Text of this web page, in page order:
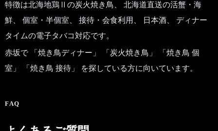
特徴は北海地鶏Ⅱの炭火焼き鳥、 北海道直送の活蟹・海
鮮、 個室・半個室、 接待・会食利用、 日本酒、 ディナー
タイムの電子タバコ対応です。
赤坂で 「焼き鳥ディナー」 「炭火焼き鳥」 「焼き鳥 個
室」 「焼き鳥 接待」 を探している方に向いています。
FAQ